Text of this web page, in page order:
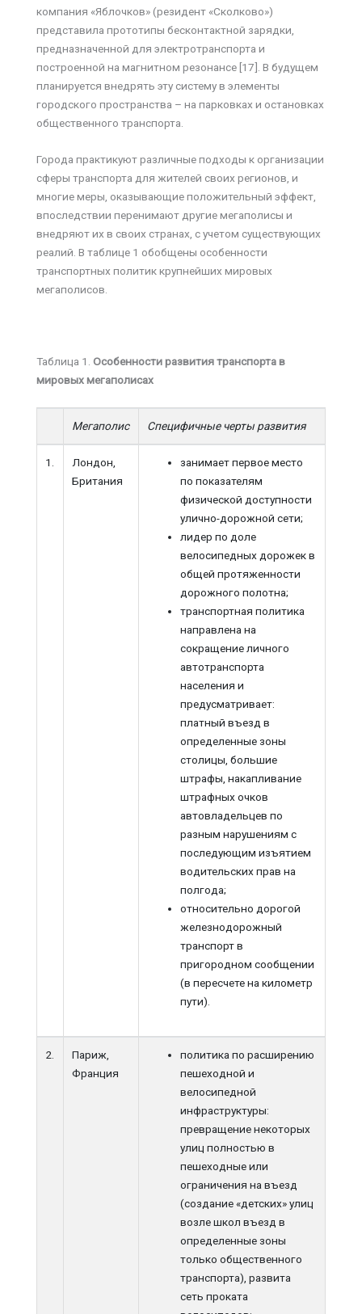
компания «Яблочков» (резидент «Сколково»)
представила прототипы бесконтактной зарядки,
предназначенной для электротранспорта и
построенной на магнитном резонансе [17]. В будущем
планируется внедрять эту систему в элементы
городского пространства – на парковках и остановках
общественного транспорта.
Города практикуют различные подходы к организации
сферы транспорта для жителей своих регионов, и
многие меры, оказывающие положительный эффект,
впоследствии перенимают другие мегаполисы и
внедряют их в своих странах, с учетом существующих
реалий. В таблице 1 обобщены особенности
транспортных политик крупнейших мировых
мегаполисов.
Таблица 1. Особенности развития транспорта в
мировых мегаполисах
Мегаполис Специфичные черты развития
1.
Лондон,
Британия
занимает первое место
по показателям
физической доступности
улично-дорожной сети;
лидер по доле
велосипедных дорожек в
общей протяженности
дорожного полотна;
транспортная политика
направлена на
сокращение личного
автотранспорта
населения и
предусматривает:
платный въезд в
определенные зоны
столицы, большие
штрафы, накапливание
штрафных очков
автовладельцев по
разным нарушениям с
последующим изъятием
водительских прав на
полгода;
относительно дорогой
железнодорожный
транспорт в
пригородном сообщении
(в пересчете на километр
пути).
2.
Париж,
Франция
политика по расширению
пешеходной и
велосипедной
инфраструктуры:
превращение некоторых
улиц полностью в
пешеходные или
ограничения на въезд
(создание «детских» улиц
возле школ въезд в
определенные зоны
только общественного
транспорта), развита
сеть проката